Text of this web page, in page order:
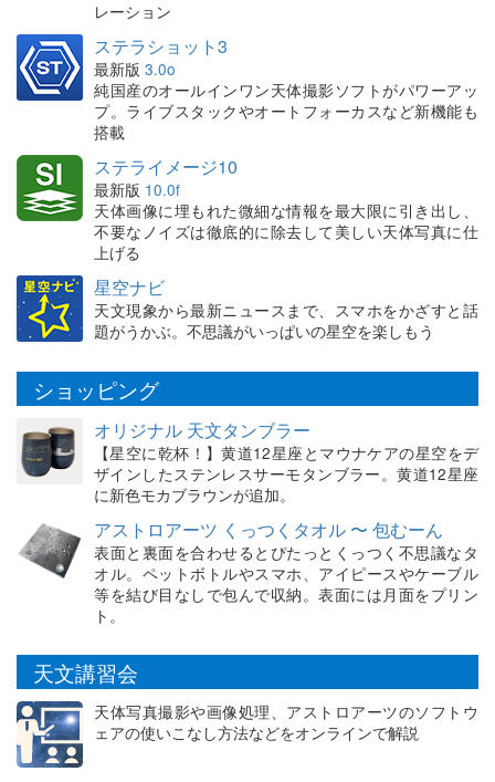
レーション
ステラショット3
最新版 3.0o
純国産のオールインワン天体撮影ソフトがパワーアッ
プ。ライブスタックやオートフォーカスなど新機能も
搭載
ステライメージ10
最新版 10.0f
天体画像に埋もれた微細な情報を最大限に引き出し、
不要なノイズは徹底的に除去して美しい天体写真に仕
上げる
星空ナビ
天文現象から最新ニュースまで、スマホをかざすと話
題がうかぶ。不思議がいっぱいの星空を楽しもう
ショッピング
オリジナル 天文タンブラー
【星空に乾杯！】黄道12星座とマウナケアの星空をデ
ザインしたステンレスサーモタンブラー。黄道12星座
に新色モカブラウンが追加。
アストロアーツ くっつくタオル 〜 包むーん
表面と裏面を合わせるとぴたっとくっつく不思議なタ
オル。ペットボトルやスマホ、アイピースやケーブル
等を結び目なしで包んで収納。表面には月面をプリン
ト。
天文講習会
天体写真撮影や画像処理、アストロアーツのソフトウ
ェアの使いこなし方法などをオンラインで解説